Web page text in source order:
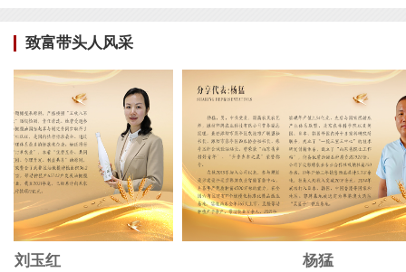
致富带头人风采
玉红 杨猛